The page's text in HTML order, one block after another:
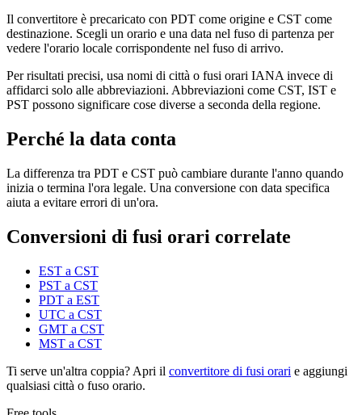
Il convertitore è precaricato con PDT come origine e CST come
destinazione. Scegli un orario e una data nel fuso di partenza per
vedere l'orario locale corrispondente nel fuso di arrivo.
Per risultati precisi, usa nomi di città o fusi orari IANA invece di
affidarci solo alle abbreviazioni. Abbreviazioni come CST, IST e
PST possono significare cose diverse a seconda della regione.
Perché la data conta
La differenza tra PDT e CST può cambiare durante l'anno quando
inizia o termina l'ora legale. Una conversione con data specifica
aiuta a evitare errori di un'ora.
Conversioni di fusi orari correlate
EST a CST
PST a CST
PDT a EST
UTC a CST
GMT a CST
MST a CST
Ti serve un'altra coppia? Apri il convertitore di fusi orari e aggiungi
qualsiasi città o fuso orario.